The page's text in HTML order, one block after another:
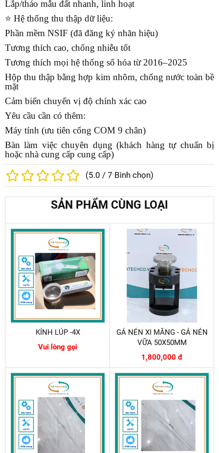
Lắp/tháo mẫu đất nhanh, linh hoạt
⭐ Hệ thống thu thập dữ liệu:
Phần mềm NSIF (đã đăng ký nhãn hiệu)
Tương thích cao, chống nhiễu tốt
Tương thích mọi hệ thống số hóa từ 2016–2025
Hộp thu thập bằng hợp kim nhôm, chống nước toàn bề
mặt
Cảm biến chuyển vị độ chính xác cao
Yêu cầu cần có thêm:
Máy tính (ưu tiên cổng COM 9 chân)
Bàn làm việc chuyên dụng (khách hàng tự chuẩn bị
hoặc nhà cung cấp cung cấp)
(5.0 / 7 Bình chọn)
SẢN PHẨM CÙNG LOẠI
KÍNH LÚP -4X
Vui lòng gọi
GÁ NÉN XI MĂNG - GÁ NÉN
VỮA 50X50MM
1,800,000 đ